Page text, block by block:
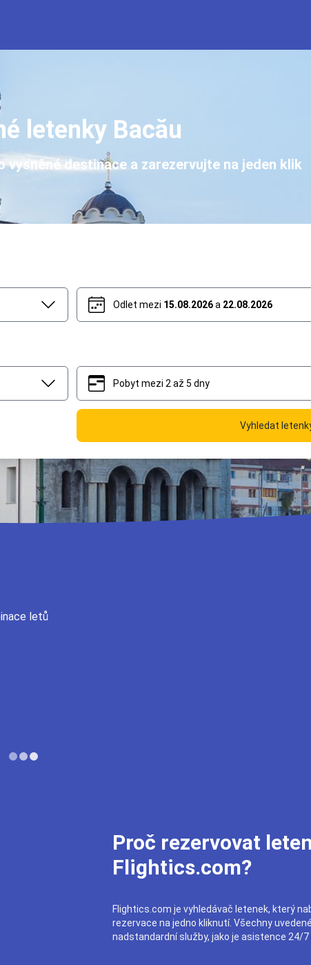
letenky Bacău
vysněné destinace a zarezervujte na jeden klik
Odlet mezi 15.08.2026a 22.08.2026
Pobyt mezi 2 až 5 dny
Vyhledat
letů
Proč rezervovat
Flightics.com?
Flightics.com je vyhledávač letenek, který
rezervace na jedno kliknutí. Všechny
nadstandardní služby, jako je asistence 24/7